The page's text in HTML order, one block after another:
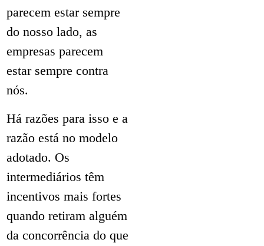
parecem estar sempre
do nosso lado, as
empresas parecem
estar sempre contra
nós.
Há razões para isso e a
razão está no modelo
adotado. Os
intermediários têm
incentivos mais fortes
quando retiram alguém
da concorrência do que